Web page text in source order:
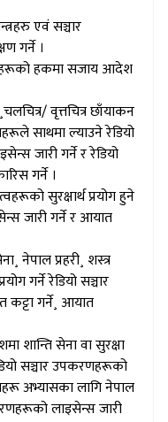
एवं सञ्चार
गर्ने ।
हकमा सजाय आदेश
वृत्तचित्र छाँयाकन
साथमा ल्याउने रेडियो
जारी गर्ने र रेडियो
गर्ने ।
सुरक्षार्थ प्रयोग हुने
जारी गर्ने र आयात
नेपाल प्रहरी¸ शस्त्र
गर्ने रेडियो सञ्चार
गर्ने¸ आयात
शान्ति सेना वा सुरक्षा
सञ्चार उपकरणहरूको
अभ्यासका लागि नेपाल
लाइसेन्स जारी